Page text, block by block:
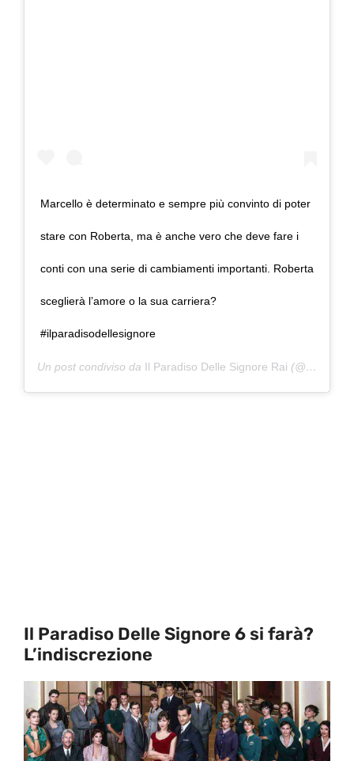
Marcello è determinato e sempre più convinto di poter
stare con Roberta, ma è anche vero che deve fare i
conti con una serie di cambiamenti importanti. Roberta
sceglierà l’amore o la sua carriera?
#ilparadisodellesignore
Un post condiviso da Il Paradiso Delle Signore Rai (@ilparadisodellesignorerai) in data:
Il Paradiso Delle Signore 6 si farà?
L’indiscrezione